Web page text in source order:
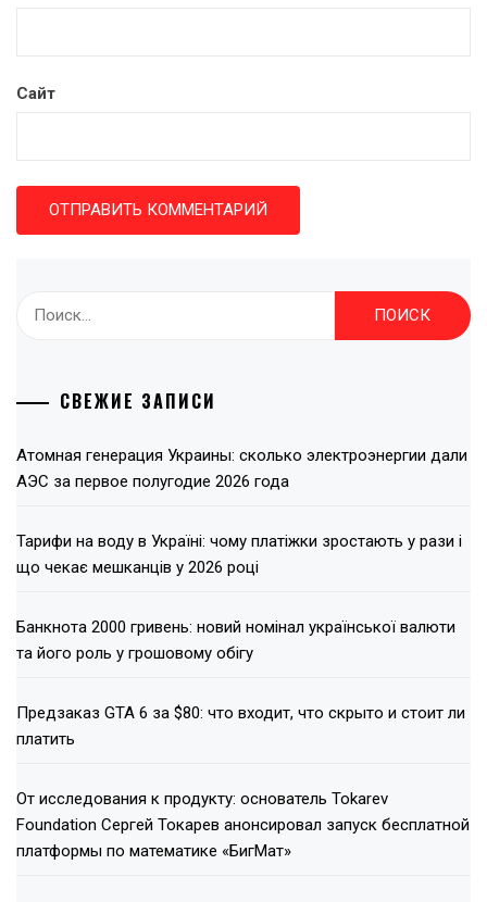
Сайт
Найти:
СВЕЖИЕ ЗАПИСИ
Атомная генерация Украины: сколько электроэнергии дали
АЭС за первое полугодие 2026 года
Тарифи на воду в Україні: чому платіжки зростають у рази і
що чекає мешканців у 2026 році
Банкнота 2000 гривень: новий номінал української валюти
та його роль у грошовому обігу
Предзаказ GTA 6 за $80: что входит, что скрыто и стоит ли
платить
От исследования к продукту: основатель Tokarev
Foundation Сергей Токарев анонсировал запуск бесплатной
платформы по математике «БигМат»